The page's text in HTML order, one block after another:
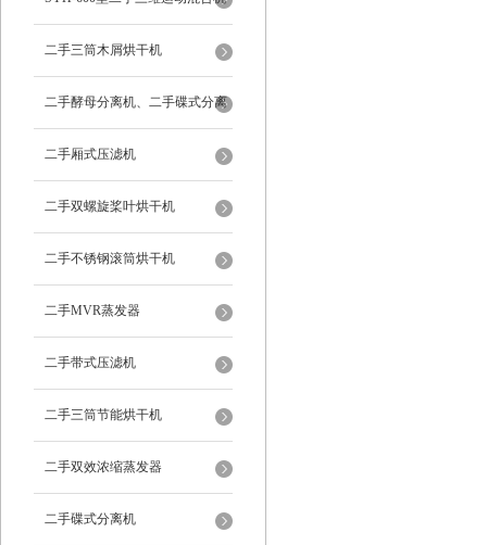
二手三筒木屑烘干机
二手酵母分离机、二手碟式分离
机
二手厢式压滤机
二手双螺旋桨叶烘干机
二手不锈钢滚筒烘干机
二手MVR蒸发器
二手带式压滤机
二手三筒节能烘干机
二手双效浓缩蒸发器
二手碟式分离机